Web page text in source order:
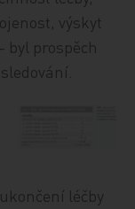
výskyt
byl prospěch
léčby